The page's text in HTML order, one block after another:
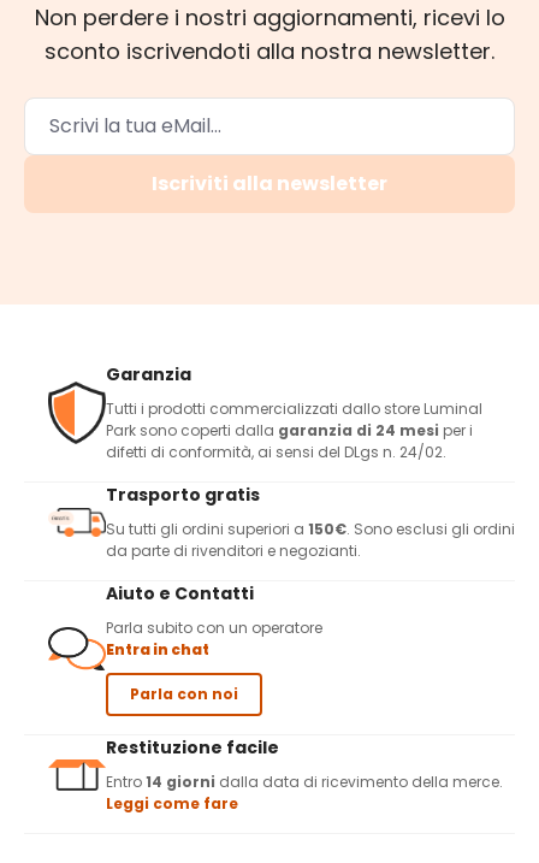
Non perdere i nostri aggiornamenti, ricevi lo
sconto iscrivendoti alla nostra newsletter.
Iscriviti alla newsletter
Garanzia
Tutti i prodotti commercializzati dallo store Luminal
Park sono coperti dalla garanzia di 24 mesi per i
difetti di conformità, ai sensi del DLgs n. 24/02.
Trasporto gratis
Su tutti gli ordini superiori a 150€. Sono esclusi gli ordini
da parte di rivenditori e negozianti.
Aiuto e Contatti
Parla subito con un operatore
Entra in chat
Parla con noi
Restituzione facile
Entro14 giorni dalla data di ricevimento della merce.
Leggi come fare